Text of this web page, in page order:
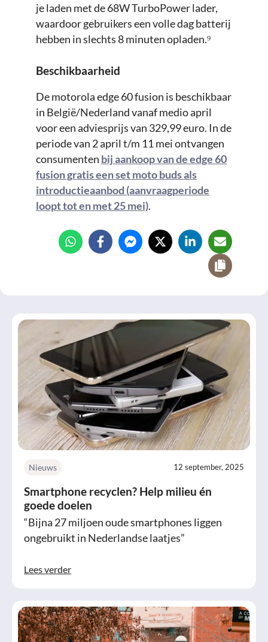
je laden met de 68W TurboPower lader,
waardoor gebruikers een volle dag batterij
hebben in slechts 8 minuten opladen.⁹
Beschikbaarheid
De motorola edge 60 fusion is beschikbaar
in België/Nederland vanaf medio april
voor een adviesprijs van 329,99 euro. In de
periode van 2 april t/m 11 mei ontvangen
consumenten bij aankoop van de edge 60
fusion gratis een set moto buds als
introductieaanbod (aanvraagperiode
loopt tot en met 25 mei).
Nieuws 12 september, 2025
Smartphone recyclen? Help milieu én
goede doelen
“Bijna 27 miljoen oude smartphones liggen
ongebruikt in Nederlandse laatjes”
Lees verder